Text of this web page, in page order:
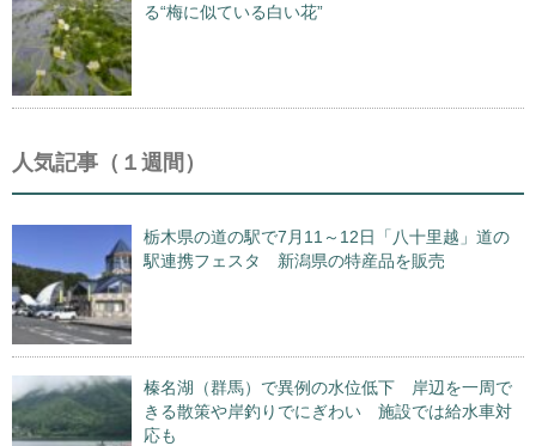
る“梅に似ている白い花”
人気記事（１週間）
栃木県の道の駅で7月11～12日「八十里越」道の
駅連携フェスタ 新潟県の特産品を販売
榛名湖（群馬）で異例の水位低下 岸辺を一周で
きる散策や岸釣りでにぎわい 施設では給水車対
応も